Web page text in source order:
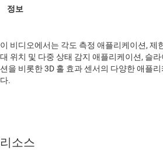
이 비디오에서는 각도 측정 애플리케이션, 제
대 위치 및 다중 상태 감지 애플리케이션, 슬
션을 비롯한 3D 홀 효과 센서의 다양한 애플
다.
리소스